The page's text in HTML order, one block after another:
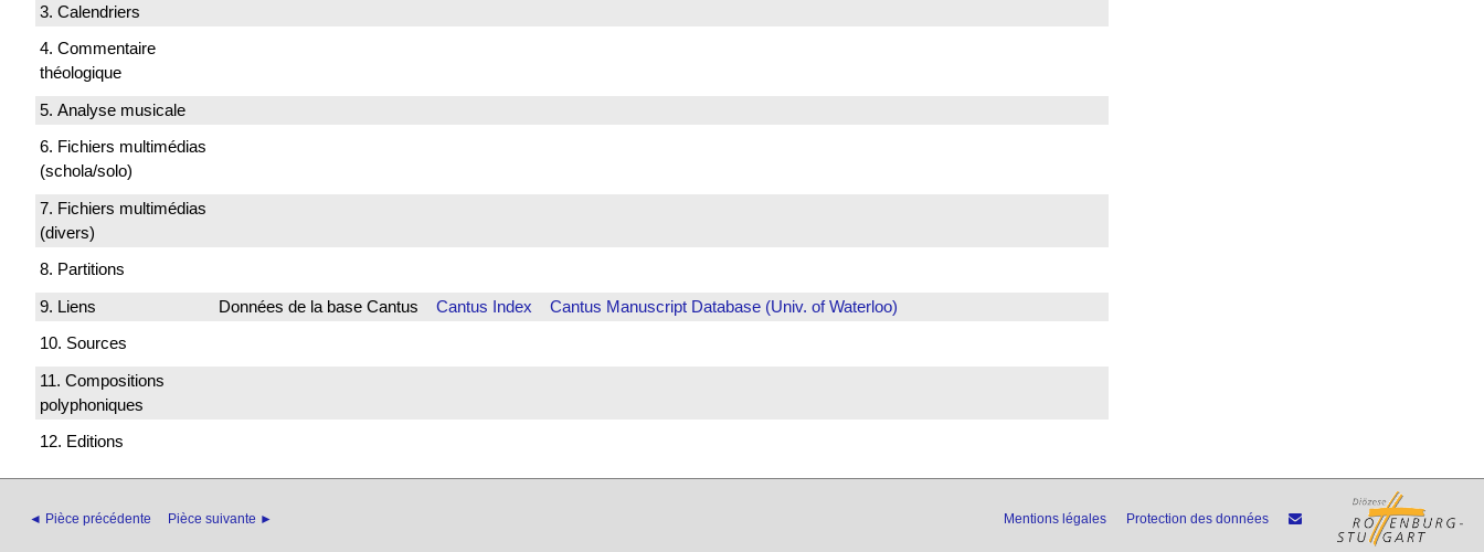
3. Calendriers
4. Commentaire
théologique
5. Analyse musicale
6. Fichiers multimédias
(schola/solo)
7. Fichiers multimédias
(divers)
8. Partitions
9. Liens
Données de la base Cantus Cantus Index
Cantus Manuscript Database (Univ. of Waterloo)
10. Sources
11. Compositions
polyphoniques
12. Editions
◄ Pièce précédente Pièce suivante ► Mentions légales Protection des données